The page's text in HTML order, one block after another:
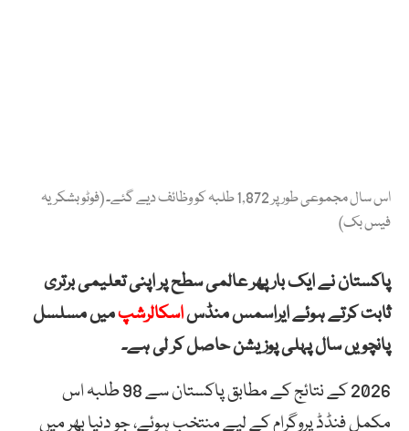
اس سال مجموعی طور پر 1,872 طلبہ کو وظائف دیے گئے۔ (فوٹو بشکریہ
فیس بک)
پاکستان نے ایک بار پھر عالمی سطح پر اپنی تعلیمی برتری
ثابت کرتے ہوئے ایراسمس منڈساسکالرشپمیں مسلسل
پانچویں سال پہلی پوزیشن حاصل کر لی ہے۔
2026 کے نتائج کے مطابق پاکستان سے 98 طلبہ اس
مکمل فنڈڈ پروگرام کے لیے منتخب ہوئے، جو دنیا بھر میں